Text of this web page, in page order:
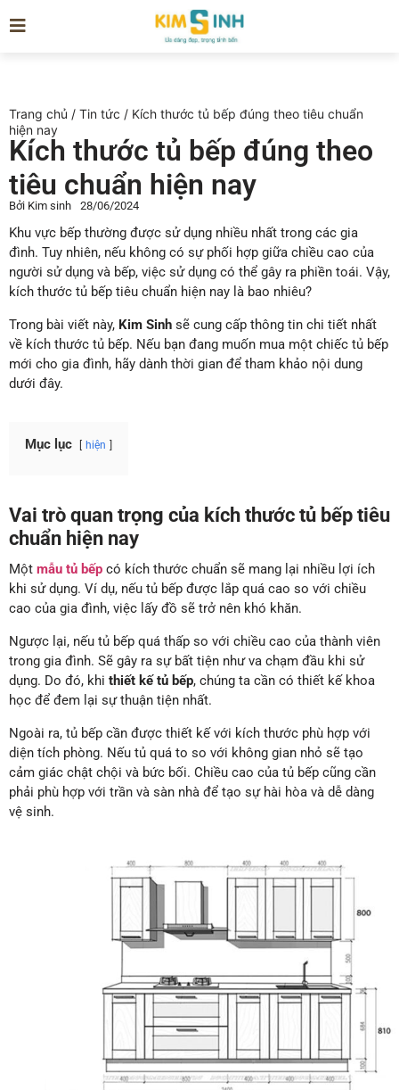
Trang chủ / Tin tức / Kích thước tủ bếp đúng theo tiêu chuẩn
hiện nay
Kích thước tủ bếp đúng theo
tiêu chuẩn hiện nay
Bởi Kim sinh 28/06/2024
Khu vực bếp thường được sử dụng nhiều nhất trong các gia
đình. Tuy nhiên, nếu không có sự phối hợp giữa chiều cao của
người sử dụng và bếp, việc sử dụng có thể gây ra phiền toái. Vậy,
kích thước tủ bếp tiêu chuẩn hiện nay là bao nhiêu?
Trong bài viết này, Kim Sinh sẽ cung cấp thông tin chi tiết nhất
về kích thước tủ bếp. Nếu bạn đang muốn mua một chiếc tủ bếp
mới cho gia đình, hãy dành thời gian để tham khảo nội dung
dưới đây.
Mục lục hiện
Vai trò quan trọng của kích thước tủ bếp tiêu
chuẩn hiện nay
Một mẫu tủ bếp có kích thước chuẩn sẽ mang lại nhiều lợi ích
khi sử dụng. Ví dụ, nếu tủ bếp được lắp quá cao so với chiều
cao của gia đình, việc lấy đồ sẽ trở nên khó khăn.
Ngược lại, nếu tủ bếp quá thấp so với chiều cao của thành viên
trong gia đình. Sẽ gây ra sự bất tiện như va chạm đầu khi sử
dụng. Do đó, khi thiết kế tủ bếp, chúng ta cần có thiết kế khoa
học để đem lại sự thuận tiện nhất.
Ngoài ra, tủ bếp cần được thiết kế với kích thước phù hợp với
diện tích phòng. Nếu tủ quá to so với không gian nhỏ sẽ tạo
cảm giác chật chội và bức bối. Chiều cao của tủ bếp cũng cần
phải phù hợp với trần và sàn nhà để tạo sự hài hòa và dễ dàng
vệ sinh.